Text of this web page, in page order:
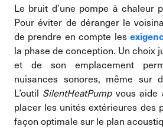
Le bruit d’une pompe à chaleur
Pour éviter de déranger le
de prendre en compte les
la phase de conception. Un choix
et de son emplacement
nuisances sonores, même sur
L’outil SilentHeatPumpvous aide
placer les unités extérieures des
façon optimale sur le plan